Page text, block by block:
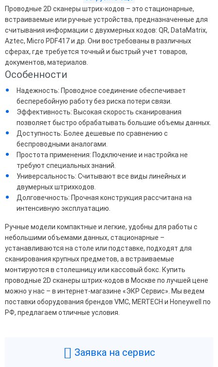
Проводные 2D сканеры штрих-кодов – это стационарные,
встраиваемые или ручные устройства, предназначенные для
считывания информации с двухмерных кодов: QR, DataMatrix,
Aztec, Micro PDF417 и др. Они востребованы в различных
сферах, где требуется точный и быстрый учет товаров,
документов, материалов.
Особенности
Надежность: Проводное соединение обеспечивает
бесперебойную работу без риска потери связи.
Эффективность: Высокая скорость сканирования
позволяет быстро обрабатывать большие объемы данных.
Доступность: Более дешевые по сравнению с
беспроводными аналогами.
Простота применения: Подключение и настройка не
требуют специальных знаний.
Универсальность: Считывают все виды линейных и
двумерных штрихкодов.
Долговечность: Прочная конструкция рассчитана на
интенсивную эксплуатацию.
Ручные модели компактные и легкие, удобны для работы с
небольшими объемами данных, стационарные –
устанавливаются на столе или подставке, подходят для
сканирования крупных предметов, а встраиваемые
монтируются в столешницу или кассовый бокс. Купить
проводные 2D сканеры штрих-кодов в Москве по лучшей цене
можно у нас – в интернет-магазине «ЭКР Сервис». Мы ведем
поставки оборудования брендов VMC, MERTECH и Honeywell по
РФ, предлагаем отличные условия.
Заявка на сервис